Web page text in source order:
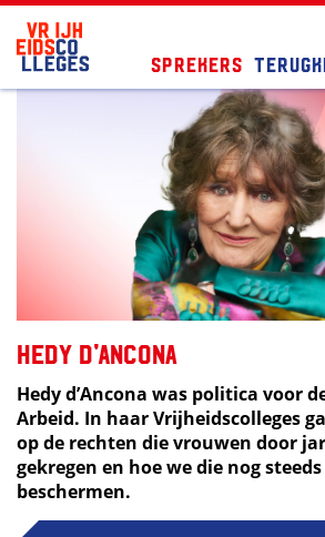
Sprekers
Hedy d'Ancona
Hedy d’Ancona was politica voor
Arbeid. In haar Vrijheidscolleges
op de rechten die vrouwen door
gekregen en hoe we die nog
beschermen.